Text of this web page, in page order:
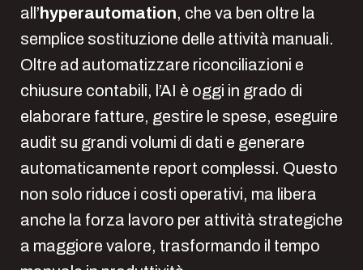
all’hyperautomation, che va ben oltre la
semplice sostituzione delle attività manuali.
Oltre ad automatizzare riconciliazioni e
chiusure contabili, l’AI è oggi in grado di
elaborare fatture, gestire le spese, eseguire
audit su grandi volumi di dati e generare
automaticamente report complessi. Questo
non solo riduce i costi operativi, ma libera
anche la forza lavoro per attività strategiche
a maggiore valore, trasformando il tempo